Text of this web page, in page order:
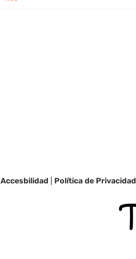
Accesbilidad Política de Privacidad